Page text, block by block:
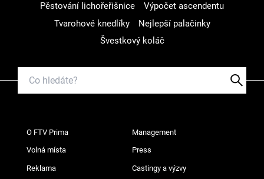
Pěstování lichořeřišnice
Výpočet ascendentu
Tvarohové knedlíky
Nejlepší palačinky
Švestkový koláč
O FTV Prima Management
Volná místa Press
Reklama Castingy a výzvy